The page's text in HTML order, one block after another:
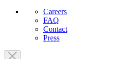
Careers
FAQ
Contact
Press